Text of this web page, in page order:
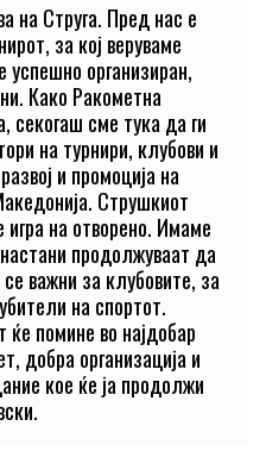
на Струга. Пред нас е
за кој веруваме
успешно организиран,
Како Ракометна
секогаш сме тука да ги
на турнири, клубови и
и промоција на
Струшкиот
на отворено. Имаме
продолжуваат да
важни за клубовите, за
на спортот.
помине во најдобар
добра организација и
кое ќе ја продолжи